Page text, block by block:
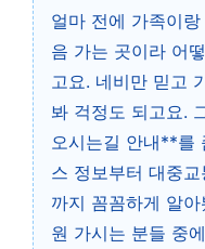
얼마 전에 가족이
음 가는 곳이라 어
고요. 네비만 믿고
봐 걱정도 되고요.
오시는길 안내**를
스 정보부터 대중
까지 꼼꼼하게 알
원 가시는 분들 중